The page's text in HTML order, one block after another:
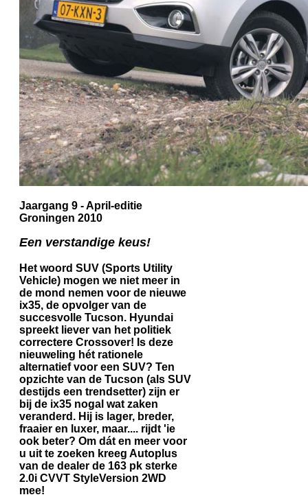
Jaargang 9 - April-editie
Groningen 2010
Een verstandige keus!
Het woord SUV (Sports Utility
Vehicle) mogen we niet meer in
de mond nemen voor de nieuwe
ix35, de opvolger van de
succesvolle Tucson. Hyundai
spreekt liever van het politiek
correctere Crossover! Is deze
nieuweling hét rationele
alternatief voor een SUV? Ten
opzichte van de Tucson (als SUV
destijds een trendsetter) zijn er
bij de ix35 nogal wat zaken
veranderd. Hij is lager, breder,
fraaier en luxer, maar.... rijdt 'ie
ook beter? Om dát en meer voor
u uit te zoeken kreeg Autoplus
van de dealer de 163 pk sterke
2.0i CVVT StyleVersion 2WD
mee!